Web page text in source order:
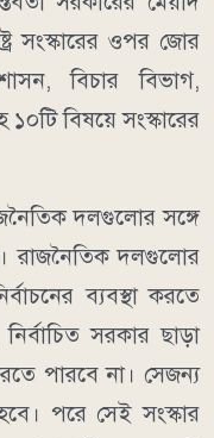
সংস্কারের ওপর জোর
বিচার বিভাগ,
বিষয়ে সংস্কারের
দলগুলোর সঙ্গে
রাজনৈতিক দলগুলোর
ব্যবস্থা করতে
সরকার ছাড়া
পারবে না। সেজন্য
পরে সেই সংস্কার